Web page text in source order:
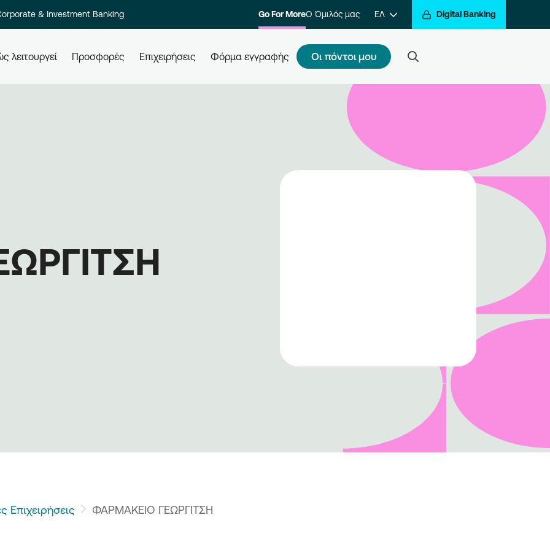
& Investment Banking Go For MoreΟ Όμιλός μας ΕΛ Digital Banking
λειτουργεί
Πώς κάνω εγγραφή
Ελάτε ένα βήμα πιο κοντά στην
επιβράβευση των συναλλαγών σας.
Εγγραφείτε στο πρόγραμμα και να
επιβράβευσης του Go For More.
Προσφορές Επιχειρήσεις Φόρμα εγγραφής Οι πόντοι μου
Επιχειρήσεις ΦΑΡΜΑΚΕΙΟ ΓΕΩΡΓΙΤΣΗ